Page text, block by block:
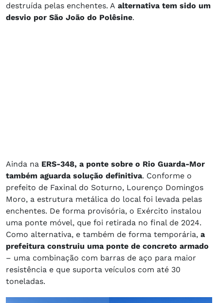
destruída pelas enchentes. A alternativa tem sido um
desvio por São João do Polêsine.
Ainda na ERS-348, a ponte sobre o Rio Guarda-Mor
também aguarda solução definitiva. Conforme o
prefeito de Faxinal do Soturno, Lourenço Domingos
Moro, a estrutura metálica do local foi levada pelas
enchentes. De forma provisória, o Exército instalou
uma ponte móvel, que foi retirada no final de 2024.
Como alternativa, e também de forma temporária, a
prefeitura construiu uma ponte de concreto armado
– uma combinação com barras de aço para maior
resistência e que suporta veículos com até 30
toneladas.